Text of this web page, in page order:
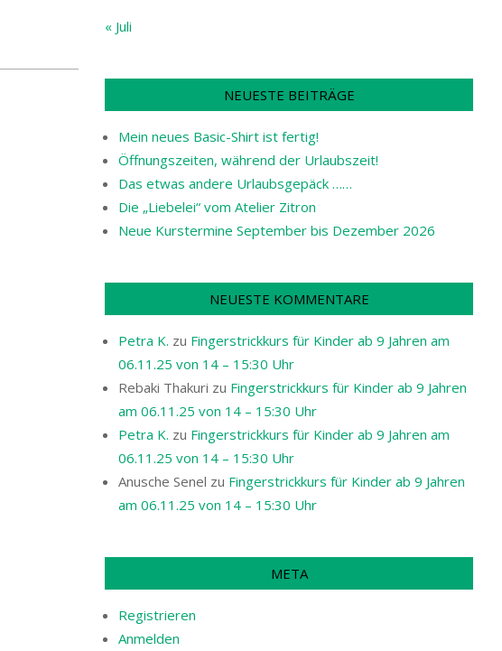
« Juli
NEUESTE BEITRÄGE
Mein neues Basic-Shirt ist fertig!
Öffnungszeiten, während der Urlaubszeit!
Das etwas andere Urlaubsgepäck ……
Die „Liebelei“ vom Atelier Zitron
Neue Kurstermine September bis Dezember 2026
NEUESTE KOMMENTARE
Petra K. zu Fingerstrickkurs für Kinder ab 9 Jahren am
06.11.25 von 14 – 15:30 Uhr
Rebaki Thakuri zu Fingerstrickkurs für Kinder ab 9 Jahren
am 06.11.25 von 14 – 15:30 Uhr
Petra K. zu Fingerstrickkurs für Kinder ab 9 Jahren am
06.11.25 von 14 – 15:30 Uhr
Anusche Senel zu Fingerstrickkurs für Kinder ab 9 Jahren
am 06.11.25 von 14 – 15:30 Uhr
META
Registrieren
Anmelden